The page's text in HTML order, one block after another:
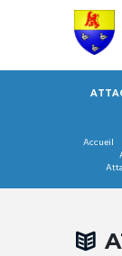
Accueil